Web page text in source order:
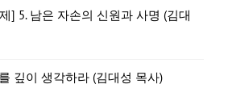
] 5. 남은 자손의 신원과 사명 (김대
깊이 생각하라 (김대성 목사)